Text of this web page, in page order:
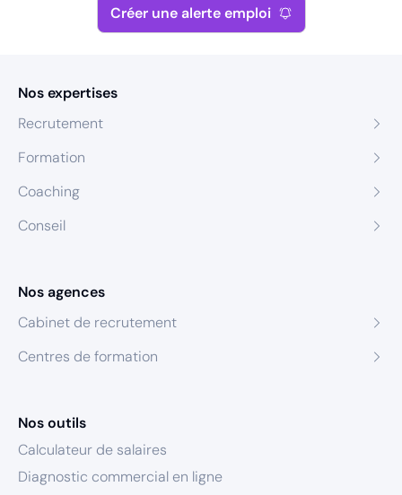
Créer une alerte emploi
Nos expertises
Recrutement
Formation
Coaching
Conseil
Nos agences
Cabinet de recrutement
Centres de formation
Nos outils
Calculateur de salaires
Diagnostic commercial en ligne